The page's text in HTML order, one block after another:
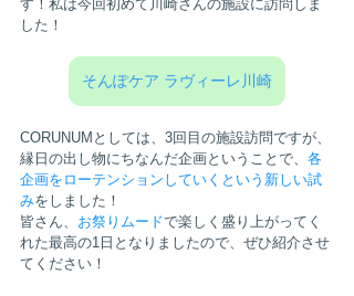
す！私は今回初めて川崎さんの施設に訪問しま
した！
そんぽケア ラヴィーレ川崎
CORUNUMとしては、3回目の施設訪問ですが、
縁日の出し物にちなんだ企画ということで、 各
企画をローテンションしていくという新しい試
みをしました！
皆さん、 お祭りムードで楽しく盛り上がってく
れた最高の1日となりましたので、ぜひ紹介させ
てください！